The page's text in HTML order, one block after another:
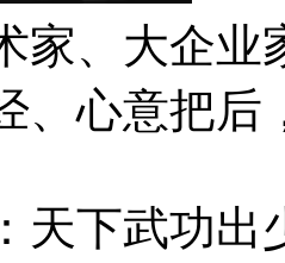
、大企业
、心意把后
下武功出